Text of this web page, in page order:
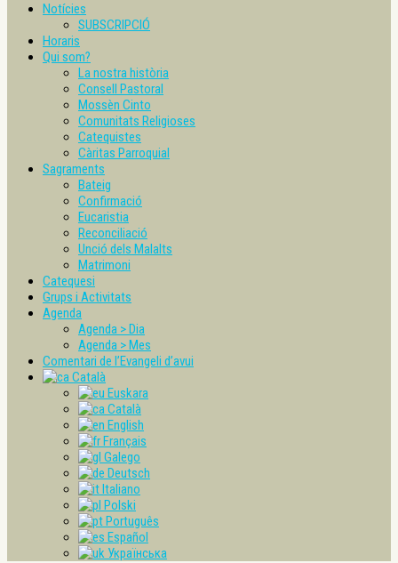
Notícies
SUBSCRIPCIÓ
Horaris
Qui som?
La nostra història
Consell Pastoral
Mossèn Cinto
Comunitats Religioses
Catequistes
Càritas Parroquial
Sagraments
Bateig
Confirmació
Eucaristia
Reconciliació
Unció dels Malalts
Matrimoni
Catequesi
Grups i Activitats
Agenda
Agenda > Dia
Agenda > Mes
Comentari de l’Evangeli d’avui
Català
Euskara
Català
English
Français
Galego
Deutsch
Italiano
Polski
Português
Español
Українська